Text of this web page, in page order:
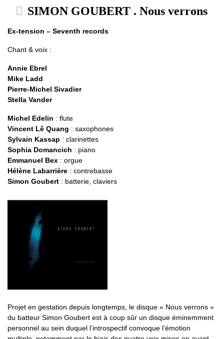
SIMON GOUBERT . Nous verrons
Ex-tension – Seventh records
Chant & voix :
Annie Ebrel
Mike Ladd
Pierre-Michel Sivadier
Stella Vander
Michel Edelin : flute
Vincent Lê Quang : saxophones
Sylvain Kassap : clarinettes
Sophia Domancich : piano
Emmanuel Bex : orgue
Hélène Labarrière : contrebasse
Simon Goubert : batterie, claviers
Projet en gestation depuis longtemps, le disque « Nous verrons »
du batteur Simon Goubert est à coup sûr un disque éminemment
personnel au sein duquel l’introspectif convoque l’émotion